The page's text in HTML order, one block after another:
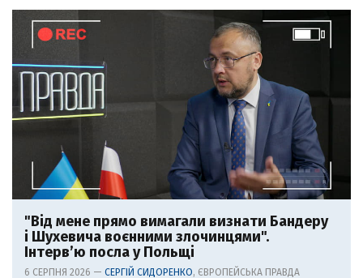
"Від мене прямо вимагали визнати Бандеру
і Шухевича воєнними злочинцями".
Інтерв’ю посла у Польщі
6 СЕРПНЯ 2026 — СЕРГІЙ СИДОРЕНКО, ЄВРОПЕЙСЬКА ПРАВДА